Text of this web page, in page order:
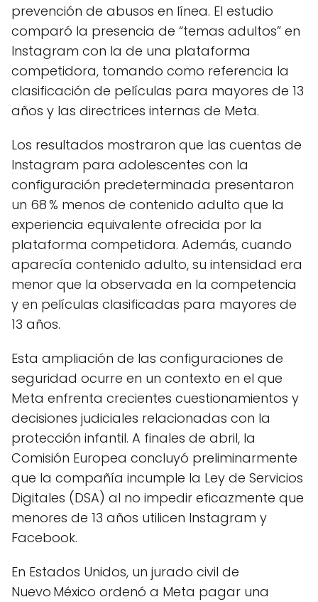
prevención de abusos en línea. El estudio
comparó la presencia de “temas adultos” en
Instagram con la de una plataforma
competidora, tomando como referencia la
clasificación de películas para mayores de 13
años y las directrices internas de Meta.
Los resultados mostraron que las cuentas de
Instagram para adolescentes con la
configuración predeterminada presentaron
un 68 % menos de contenido adulto que la
experiencia equivalente ofrecida por la
plataforma competidora. Además, cuando
aparecía contenido adulto, su intensidad era
menor que la observada en la competencia
y en películas clasificadas para mayores de
13 años.
Esta ampliación de las configuraciones de
seguridad ocurre en un contexto en el que
Meta enfrenta crecientes cuestionamientos y
decisiones judiciales relacionadas con la
protección infantil. A finales de abril, la
Comisión Europea concluyó preliminarmente
que la compañía incumple la Ley de Servicios
Digitales (DSA) al no impedir eficazmente que
menores de 13 años utilicen Instagram y
Facebook.
En Estados Unidos, un jurado civil de
Nuevo México ordenó a Meta pagar una